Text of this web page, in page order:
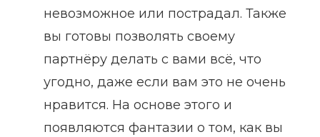
невозможное или пострадал. Также
вы готовы позволять своему
партнёру делать с вами всё, что
угодно, даже если вам это не очень
нравится. На основе этого и
появляются фантазии о том, как вы